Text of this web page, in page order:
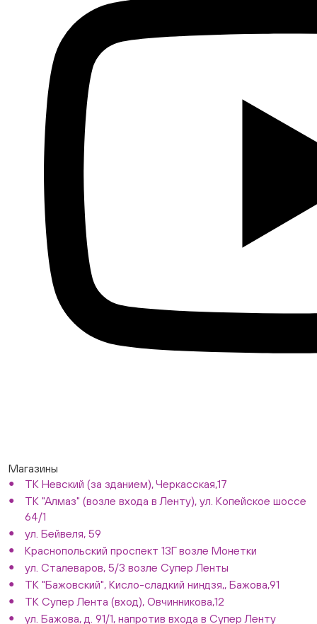
Магазины
ТК Невский (за зданием), Черкасская,17
ТК "Алмаз" (возле входа в Ленту), ул. Копейское шоссе
64/1
ул. Бейвеля, 59
Краснопольский проспект 13Г возле Монетки
ул. Сталеваров, 5/3 возле Супер Ленты
ТК "Бажовский", Кисло-сладкий ниндзя,, Бажова,91
ТК Супер Лента (вход), Овчинникова,12
ул. Бажова, д. 91/1, напротив входа в Супер Ленту